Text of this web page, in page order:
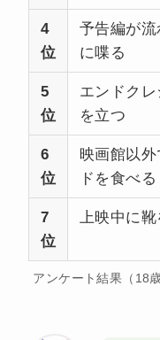
4
位
予告編が流
に喋る
5
位
エンドク
を立つ
6
位
映画館以
ドを食べる
7
位
上映中に靴
アンケート結果（18